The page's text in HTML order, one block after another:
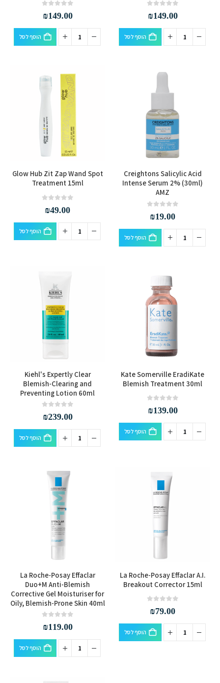
₪149.00
הוסף לסל
₪149.00
הוסף לסל
Creightons Salicylic Acid
Intense Serum 2% (30ml)
AMZ
₪19.00
הוסף לסל
Glow Hub Zit Zap Wand Spot
Treatment 15ml
₪49.00
הוסף לסל
Kate Somerville EradiKate
Blemish Treatment 30ml
₪139.00
הוסף לסל
Kiehl's Expertly Clear
Blemish-Clearing and
Preventing Lotion 60ml
₪239.00
הוסף לסל
La Roche-Posay Effaclar A.I.
Breakout Corrector 15ml
₪79.00
הוסף לסל
La Roche-Posay Effaclar
Duo+M Anti-Blemish
Corrective Gel Moisturiser for
Oily, Blemish-Prone Skin 40ml
₪119.00
הוסף לסל